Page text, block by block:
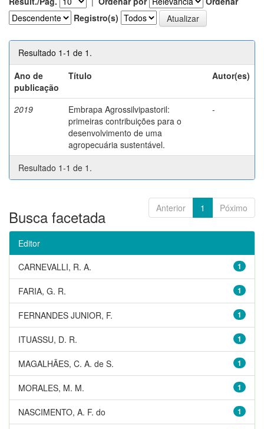
Registro(s)
Resultado 1-1 de 1.
Ano de
publicação
Título Autor(es)
2019
Embrapa Agrossilvipastoril:
primeiras contribuições para o
desenvolvimento de uma
agropecuária sustentável.
-
Resultado 1-1 de 1.
Anterior 1 Póximo
Busca facetada
Editor
1
CARNEVALLI, R. A.
1
FARIA, G. R.
1
FERNANDES JUNIOR, F.
1
ITUASSU, D. R.
1
MAGALHÃES, C. A. de S.
1
MORALES, M. M.
1
NASCIMENTO, A. F. do